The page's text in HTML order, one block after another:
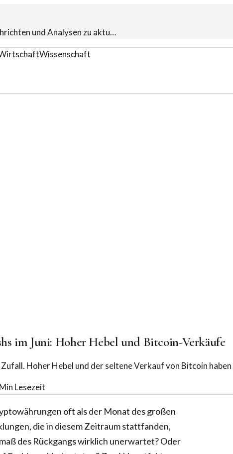
und Analysen zu aktu…
Wissenschaft
im Juni: Hoher Hebel und Bitcoin-Verkäufe
Hoher Hebel und der seltene Verkauf von Bitcoin
Min Lesezeit
oft als der Monat des großen
die in diesem Zeitraum stattfanden,
des Rückgangs wirklich unerwartet? Oder